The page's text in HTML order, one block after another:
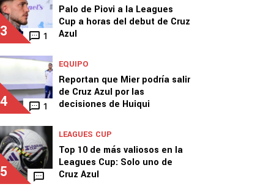
3 1
Palo de Piovi a la Leagues
Cup a horas del debut de Cruz
Azul
4 1
EQUIPO
Reportan que Mier podría salir
de Cruz Azul por las
decisiones de Huiqui
5
LEAGUES CUP
Top 10 de más valiosos en la
Leagues Cup: Solo uno de
Cruz Azul